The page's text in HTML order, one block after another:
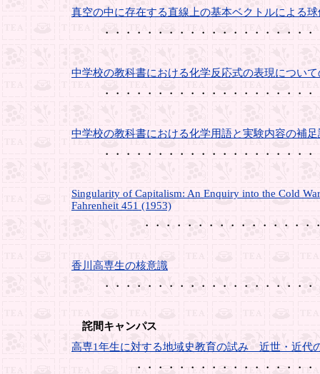
真空の中に存在する直線上の基本ベクトルによる
・・・・・・・・・・・・・・・・・・・
中学校の教科書における化学反応式の表現につい
・・・・・・・・・・・・・・・・・・・
中学校の教科書における化学用語と実験内容の補足
・・・・・・・・・・・・・・・・・・・
Singularity of Capitalism: An Enquiry into the Cold
Fahrenheit 451 (1953)
・・・・・・・・・・・・・・・
香川高専生の核意識
・・・・・・・・・・・・・・・・・・・
詫間キャンパス
高専1年生に対する地域史教育の試み 近世・近代
・・・・・・・・・・・・・・・・